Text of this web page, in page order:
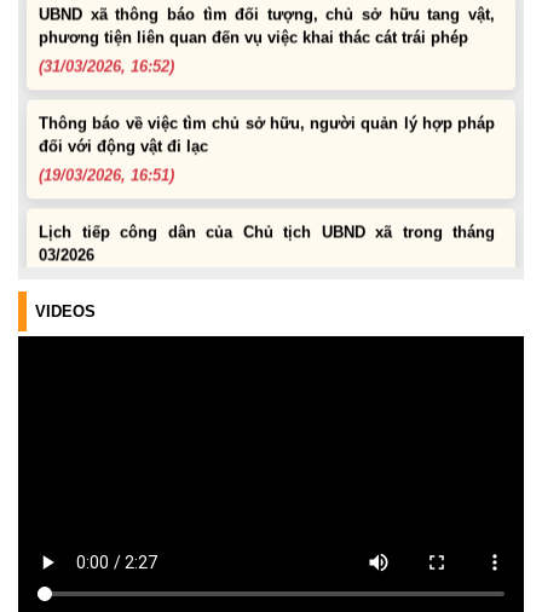
phương tiện liên quan đến vụ việc khai thác cát trái phép
(31/03/2026, 16:52)
Thông báo về việc tìm chủ sở hữu, người quản lý hợp pháp
đối với động vật đi lạc
(19/03/2026, 16:51)
Lịch tiếp công dân của Chủ tịch UBND xã trong tháng
03/2026
(04/03/2026, 16:50)
dân định kỳ tháng 07 năm 2026 của Chủ tịch UBND xã
(29/06/2026, 16:39)
VIDEOS